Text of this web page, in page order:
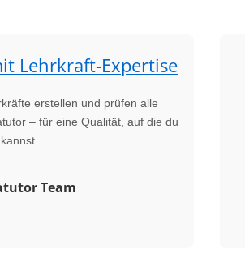
Lehrkraft-Expertise
erstellen und prüfen alle
– für eine Qualität, auf die du
Team